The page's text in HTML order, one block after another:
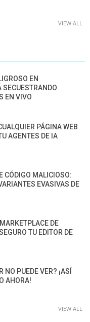
VIEW ALL
EN
SECUESTRANDO
EN VIVO
PÁGINA WEB
AGENTES DE IA
CÓDIGO MALICIOSO:
EVASIVAS DE
DE
TU EDITOR DE
NO PUEDE VER? ¡ASÍ
AHORA!
VIEW ALL